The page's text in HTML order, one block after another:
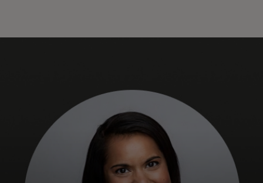
Dla świata
Dla innowatorów
Aktualności i trendy